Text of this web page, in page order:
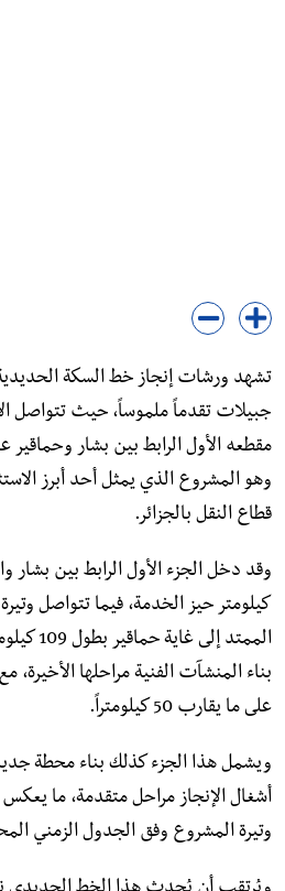
تشهد ورشات إنجاز خط السكة
جبيلات تقدماً ملموساً، حيث تتواصل
وهو المشروع الذي يمثل أحد أبرز
قطاع النقل بالجزائر.
كيلومتر حيز الخدمة، فيما تتواصل وتيرة
الممتد
بناء المنشآت الفنية مراحلها
على ما يقارب 50 كيلومتراً.
ويشمل هذا الجزء كذلك بناء محطة
أشغال الإنجاز مراحل متقدمة، ما
وتيرة المشروع وفق الجدول الزمني